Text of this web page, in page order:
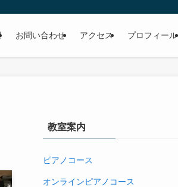
お問い合わせ アクセス プロフィール
教室案内
ピアノコース
オンラインピアノコース